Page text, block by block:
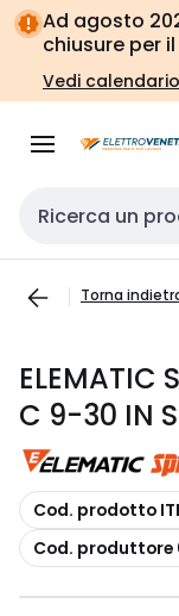
Vai alla
navigazione
Vai
alla
pagina
Ad agosto
chiusure per
Vedi
Cerca input
Torna
ELEMATIC
C 9-30 IN
copia
Cod. prodotto
copia
Cod. produttore